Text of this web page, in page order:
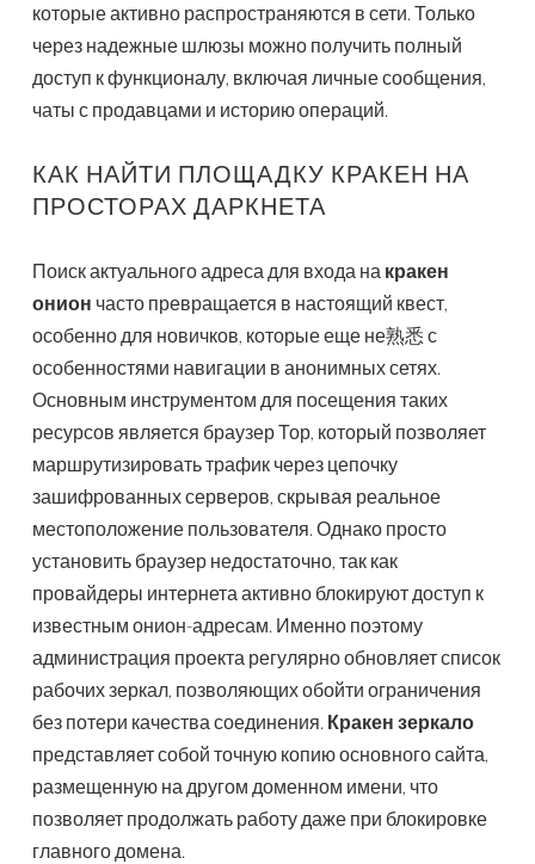
которые активно распространяются в сети. Только
через надежные шлюзы можно получить полный
доступ к функционалу, включая личные сообщения,
чаты с продавцами и историю операций.
КАК НАЙТИ ПЛОЩАДКУ КРАКЕН НА
ПРОСТОРАХ ДАРКНЕТА
Поиск актуального адреса для входа на кракен
онион часто превращается в настоящий квест,
особенно для новичков, которые еще не熟悉 с
особенностями навигации в анонимных сетях.
Основным инструментом для посещения таких
ресурсов является браузер Тор, который позволяет
маршрутизировать трафик через цепочку
зашифрованных серверов, скрывая реальное
местоположение пользователя. Однако просто
установить браузер недостаточно, так как
провайдеры интернета активно блокируют доступ к
известным онион-адресам. Именно поэтому
администрация проекта регулярно обновляет список
рабочих зеркал, позволяющих обойти ограничения
без потери качества соединения. Кракен зеркало
представляет собой точную копию основного сайта,
размещенную на другом доменном имени, что
позволяет продолжать работу даже при блокировке
главного домена.